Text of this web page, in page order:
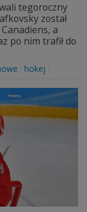
tegoroczny
został
a
po nim trafił do
hokej